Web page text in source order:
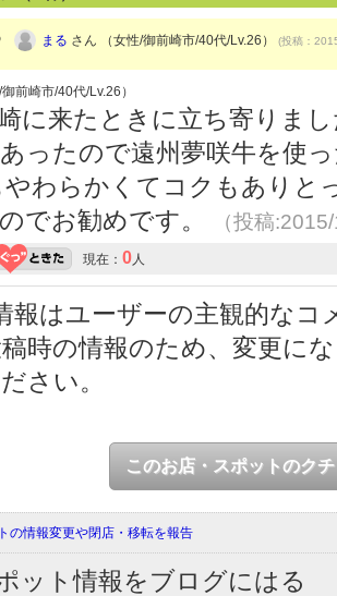
まる さん （女性/御前崎市/40代/Lv.26） (投稿：
前崎市/40代/Lv.26）
に来たときに立ち寄りま
ったので遠州夢咲牛を使
わらかくてコクもありと
でお勧めです。
（投稿
現在： 0人
はユーザーの主観的なコ
時の情報のため、変更に
さい。
このお店・スポットのク
の情報変更や閉店・移転を報告
ット情報をブログにはる